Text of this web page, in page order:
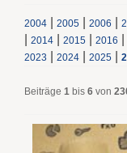
2004 2005 2006
2014 2015 2016
2023 2024 2025
Beiträge 1 bis 6 von